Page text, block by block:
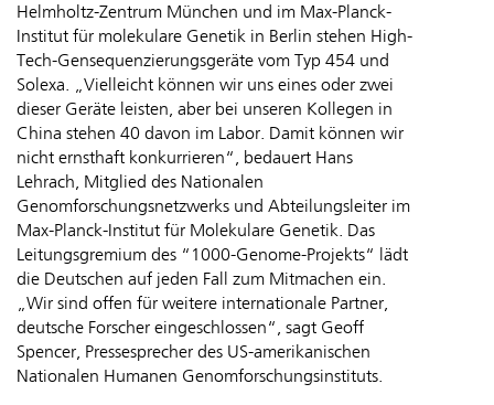
Helmholtz-Zentrum München und im Max-Planck-
Institut für molekulare Genetik in Berlin stehen High-
Tech-Gensequenzierungsgeräte vom Typ 454 und
Solexa. „Vielleicht können wir uns eines oder zwei
dieser Geräte leisten, aber bei unseren Kollegen in
China stehen 40 davon im Labor. Damit können wir
nicht ernsthaft konkurrieren“, bedauert Hans
Lehrach, Mitglied des Nationalen
Genomforschungsnetzwerks und Abteilungsleiter im
Max-Planck-Institut für Molekulare Genetik. Das
Leitungsgremium des “1000-Genome-Projekts“ lädt
die Deutschen auf jeden Fall zum Mitmachen ein.
„Wir sind offen für weitere internationale Partner,
deutsche Forscher eingeschlossen“, sagt Geoff
Spencer, Pressesprecher des US-amerikanischen
Nationalen Humanen Genomforschungsinstituts.